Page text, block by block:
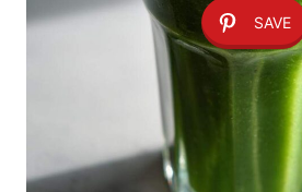
SAVE